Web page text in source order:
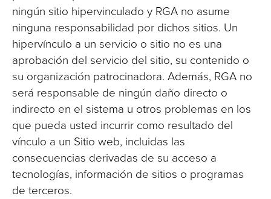
ningún sitio hipervinculado y RGA no asume
ninguna responsabilidad por dichos sitios. Un
hipervínculo a un servicio o sitio no es una
aprobación del servicio del sitio, su contenido o
su organización patrocinadora. Además, RGA no
será responsable de ningún daño directo o
indirecto en el sistema u otros problemas en los
que pueda usted incurrir como resultado del
vínculo a un Sitio web, incluidas las
consecuencias derivadas de su acceso a
tecnologías, información de sitios o programas
de terceros.